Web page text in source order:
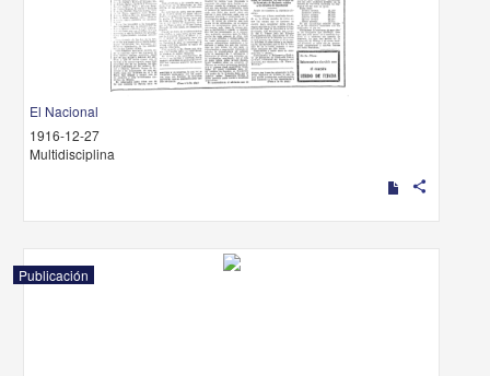
El Nacional
1916-12-27
Multidisciplina
share
Publicación